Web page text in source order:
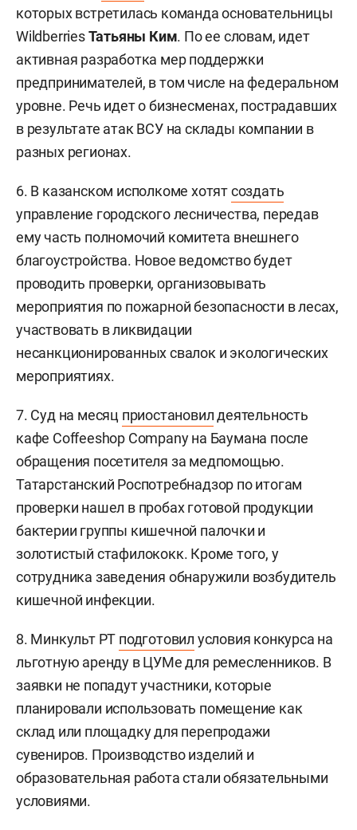
которых встретилась команда основательницы
WildberriesТатьяны Ким. По ее словам, идет
активная разработка мер поддержки
предпринимателей, в том числе на федеральном
уровне. Речь идет о бизнесменах, пострадавших
в результате атак ВСУ на склады компании в
разных регионах.
6. В казанском исполкоме хотятсоздать
управление городского лесничества, передав
ему часть полномочий комитета внешнего
благоустройства. Новое ведомство будет
проводить проверки, организовывать
мероприятия по пожарной безопасности в лесах,
участвовать в ликвидации
несанкционированных свалок и экологических
мероприятиях.
7. Суд на месяц приостановилдеятельность
кафе Соffeeshop Company на Баумана после
обращения посетителя за медпомощью.
Татарстанский Роспотребнадзор по итогам
проверки нашел в пробах готовой продукции
бактерии группы кишечной палочки и
золотистый стафилококк. Кроме того, у
сотрудника заведения обнаружили возбудитель
кишечной инфекции.
8. Минкульт РТ подготовил условия конкурса на
льготную аренду в ЦУМе для ремесленников. В
заявки не попадут участники, которые
планировали использовать помещение как
склад или площадку для перепродажи
сувениров. Производство изделий и
образовательная работа стали обязательными
условиями.